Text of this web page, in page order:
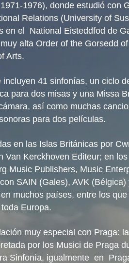
1976), donde estudió con
Relations (University of
en el National Eisteddfod de
alta Order of the Gorsedd
Arts.
41 sinfonías, un ciclo
para dos misas y una Missa
así como muchas
para dos películas.
en las Islas Británicas por
Van Kerckhoven Editeur; en
Music Publishers, Music
SAIN (Gales), AVK
muchos países, entre los
Europa.
muy especial con Praga:
por los Musici de Praga
Sinfonía, igualmente en